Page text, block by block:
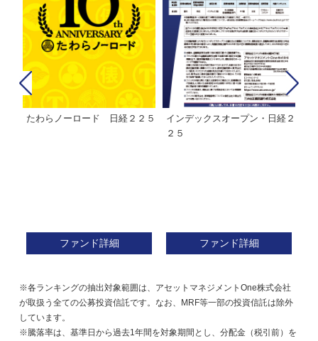
たわらノーロード 日経２２５
ファンド詳細
インデックスオープン・日経２
２５
ファンド詳細
※各ランキングの抽出対象範囲は、アセットマネジメントOne株式会社
が取扱う全ての公募投資信託です。なお、MRF等一部の投資信託は除外
しています。
※騰落率は、基準日から過去1年間を対象期間とし、分配金（税引前）を